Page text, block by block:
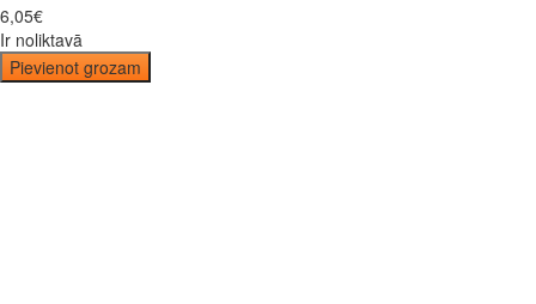
6,05€
Ir noliktavā
Pievienot grozam